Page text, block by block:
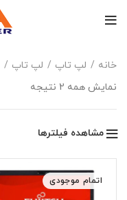
خانه لپ تاپ لپ تاپ
نمایش همه 2 نتیجه
مشاهده فیلترها
اتمام موجودی